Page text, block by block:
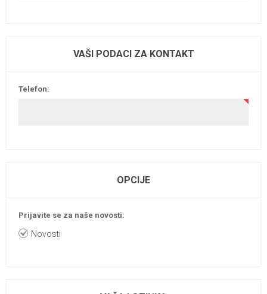
VAŠI PODACI ZA KONTAKT
Telefon:
OPCIJE
Prijavite se za naše novosti:
Novosti